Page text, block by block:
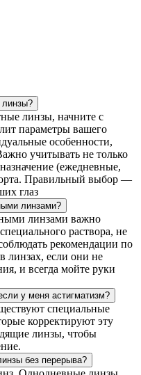
линзы?
линзы, начните с
параметры вашего
особенности,
учитывать не только
(ежедневные,
Правильный выбор —
глаз
линзами?
линзами важно
раствора, не
рекомендации по
линзах, если они не
и всегда мойте руки
у меня астигматизм?
специальные
корректируют эту
линзы, чтобы
без перерыва?